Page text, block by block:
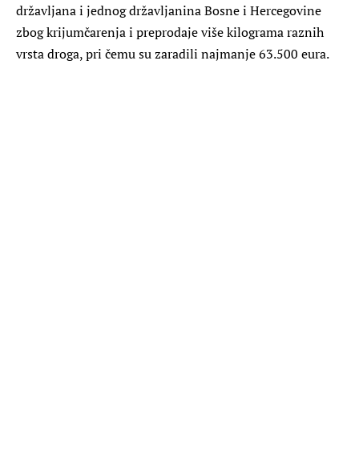
državljana i jednog državljanina Bosne i Hercegovine
zbog krijumčarenja i preprodaje više kilograma raznih
vrsta droga, pri čemu su zaradili najmanje 63.500 eura.